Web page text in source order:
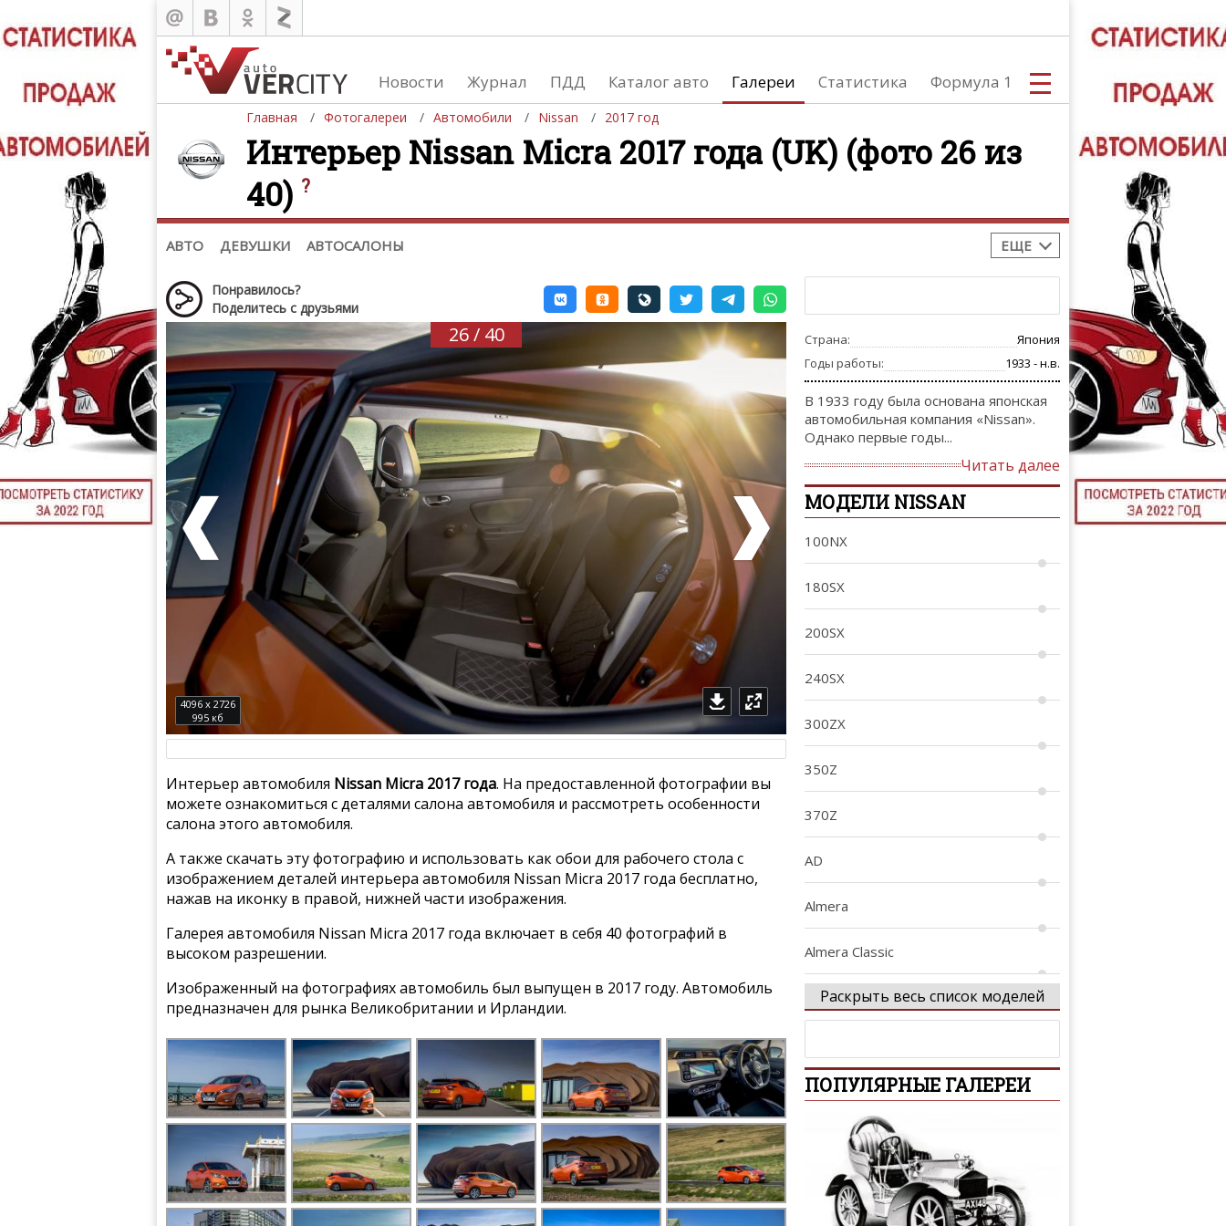
Новости Журнал ПДД Каталог авто Галереи Статистика Формула 1
ТЮНИНГ
ТЮНИНГ
Главная Фотогалереи Автомобили Nissan 2017 год
Интерьер Nissan Micra 2017 года (UK) (фото 26 из
40) ?
АВТО ДЕВУШКИ АВТОСАЛОНЫ ЕЩЕ
Автомобили
Последние добавления
Список марок
(+1102)
Девушки и автомобили
Девушки и мото
Список мировых автосалонов
Понравилось?
Поделитесь с друзьями
26 / 40
4096 x 2726
995 кб
Интерьер автомобиля Nissan Micra 2017 года. На предоставленной фотографии вы
можете ознакомиться с деталями салона автомобиля и рассмотреть особенности
салона этого автомобиля.
А также скачать эту фотографию и использовать как обои для рабочего стола с
изображением деталей интерьера автомобиля Nissan Micra 2017 года бесплатно,
нажав на иконку в правой, нижней части изображения.
Галерея автомобиля Nissan Micra 2017 года включает в себя 40 фотографий в
высоком разрешении.
Изображенный на фотографиях автомобиль был выпущен в 2017 году. Автомобиль
предназначен для рынка Великобритании и Ирландии.
Страна:
Япония
Годы работы:
1933 - н.в.
В 1933 году была основана японская
автомобильная компания «Nissan».
Однако первые годы...
Читать далее
МОДЕЛИ NISSAN
100NX
180SX
200SX
240SX
300ZX
350Z
370Z
AD
Almera
Almera Classic
Almera Tino
Ariya
Armada
Avenir
Раскрыть весь список моделей
ПОПУЛЯРНЫЕ ГАЛЕРЕИ